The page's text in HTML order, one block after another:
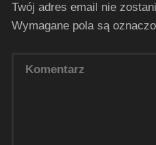
Twój adres email nie
Wymagane pola są